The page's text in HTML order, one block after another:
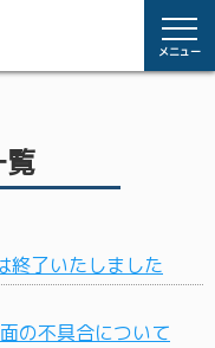
メニュー
終了いたしました
の不具合について